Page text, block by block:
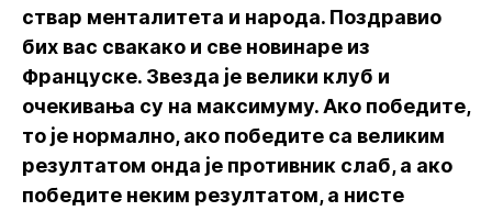
ствар менталитета и народа. Поздравио
бих вас свакако и све новинаре из
Француске. Звезда је велики клуб и
очекивања су на максимуму. Ако победите,
то је нормално, ако победите са великим
резултатом онда је противник слаб, а ако
победите неким резултатом, а нисте